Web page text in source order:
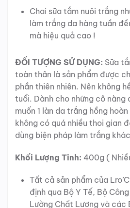
Chai sữa tắm nuôi trắng
làm trắng da hàng tuần
mà hiệu quả cao !
ĐỐI TƯỢNG SỬ DỤNG: Sữa
toàn thân là sản phẩm được
phần thiên nhiên. Nên không
tuổi. Dành cho những cô nàng
muốn 1 làn da trắng hồng
không có quá nhiều thoi gian
dùng biện pháp làm trắng khác
Khối Lượng Tinh: 400g (
Tất cả sản phẩm của
định qua Bộ Y Tế, Bộ
Lường Chất Lượng và các